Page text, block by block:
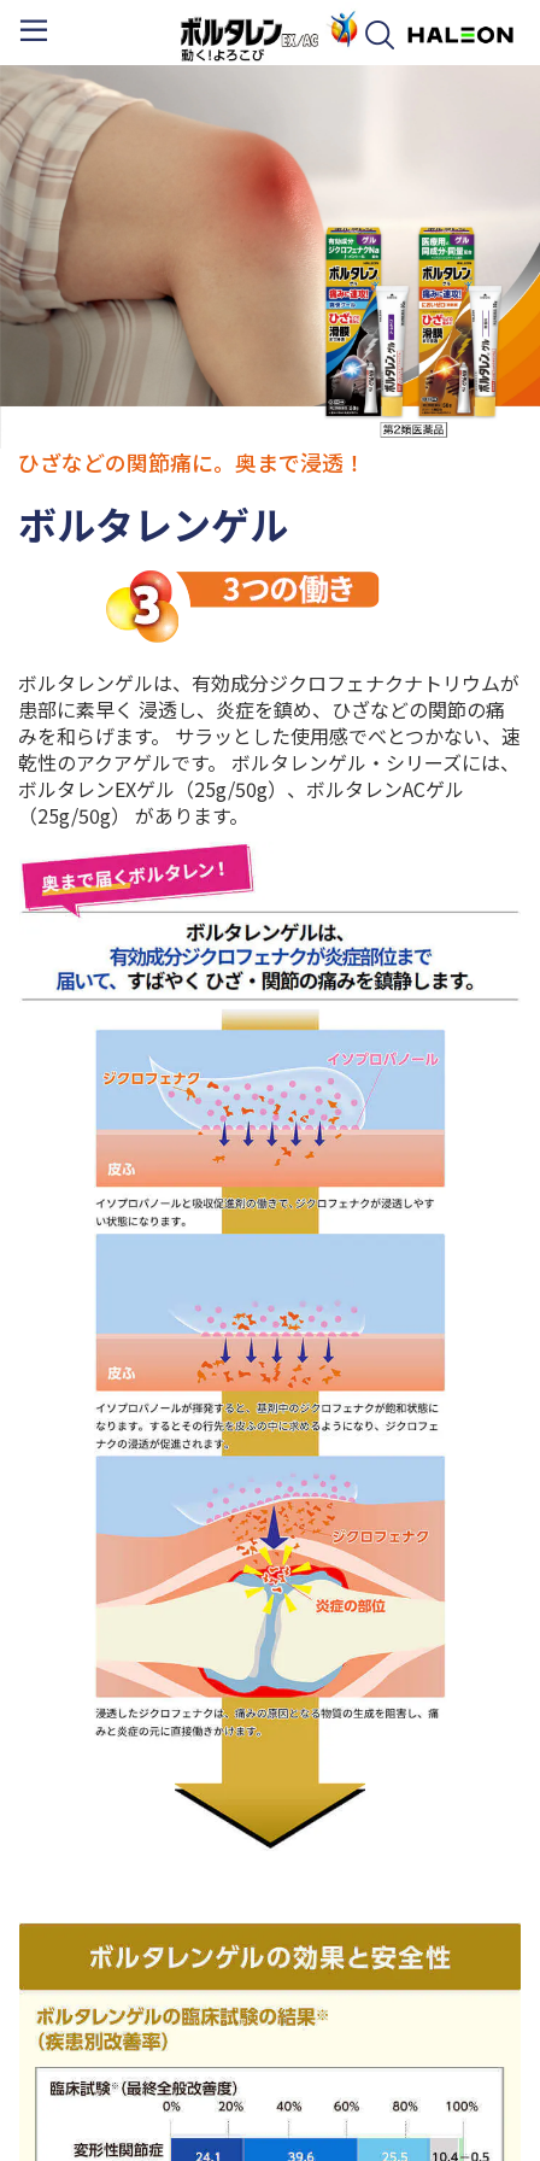
ひざなどの関節痛に。奥まで浸透！
ボルタレンゲル
ボルタレンゲルは、有効成分ジクロフェナクナトリウムが
患部に素早く 浸透し、炎症を鎮め、ひざなどの関節の痛
みを和らげます。 サラッとした使用感でべとつかない、速
乾性のアクアゲルです。
ボルタレンゲル・シリーズには、
ボルタレンEXゲル（25g/50g）、ボルタレンACゲル
（25g/50g）
があります。